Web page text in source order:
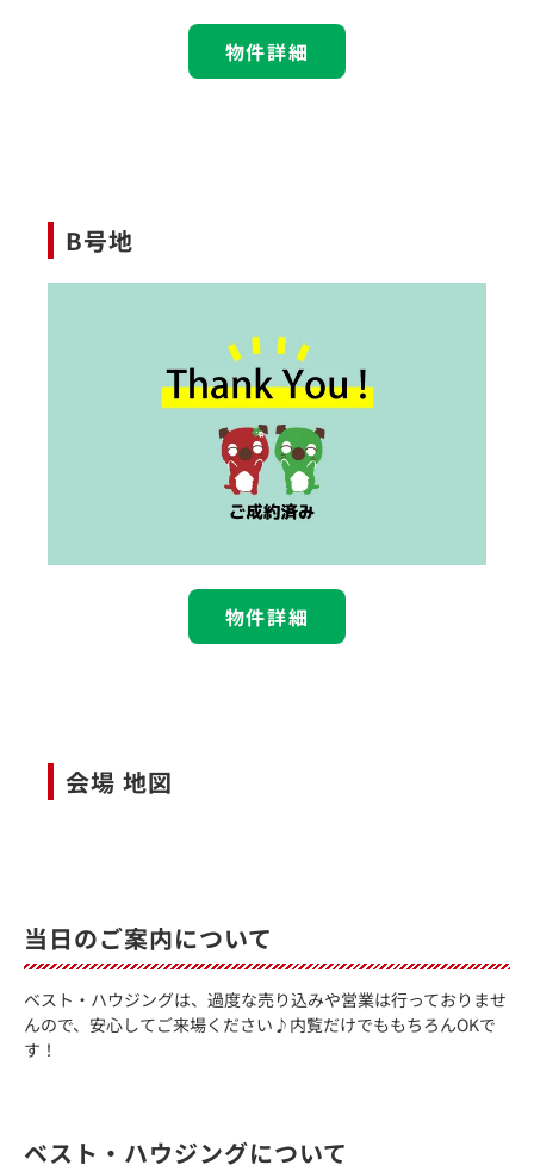
物件詳細
B号地
物件詳細
会場 地図
当日のご案内について
ベスト・ハウジングは、過度な売り込みや営業は行っておりませ
んので、安心してご来場ください♪内覧だけでももちろんOKで
す！
ベスト・ハウジングについて